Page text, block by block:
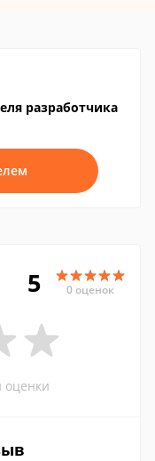
разработчика
5 0 оценок
оценки